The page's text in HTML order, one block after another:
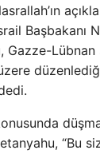
Başbakanı
Lübnan
“Bu